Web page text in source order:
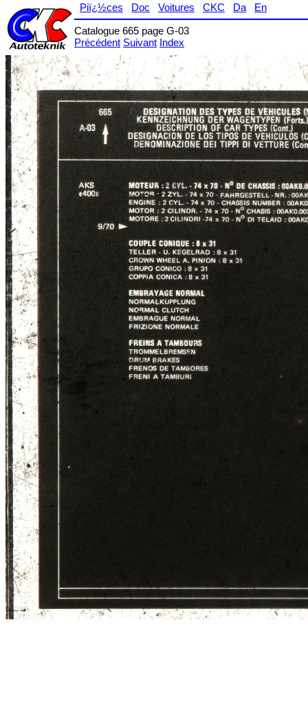
Piï¿½ces Doc Voitures CKC Da
En
Catalogue 665 page G-03
Précédent Suivant Index